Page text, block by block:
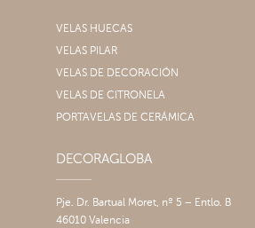
VELAS HUECAS
VELAS PILAR
VELAS DE DECORACIÓN
VELAS DE CITRONELA
PORTAVELAS DE CERÁMICA
DECORAGLOBA
Pje. Dr. Bartual Moret, nº 5 – Entlo. B
46010 Valencia